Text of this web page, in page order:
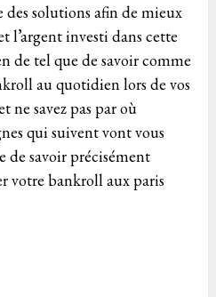
des solutions afin de mieux
l’argent investi dans cette
de tel que de savoir comme
au quotidien lors de vos
ne savez pas par où
qui suivent vont vous
de savoir précisément
votre bankroll aux paris